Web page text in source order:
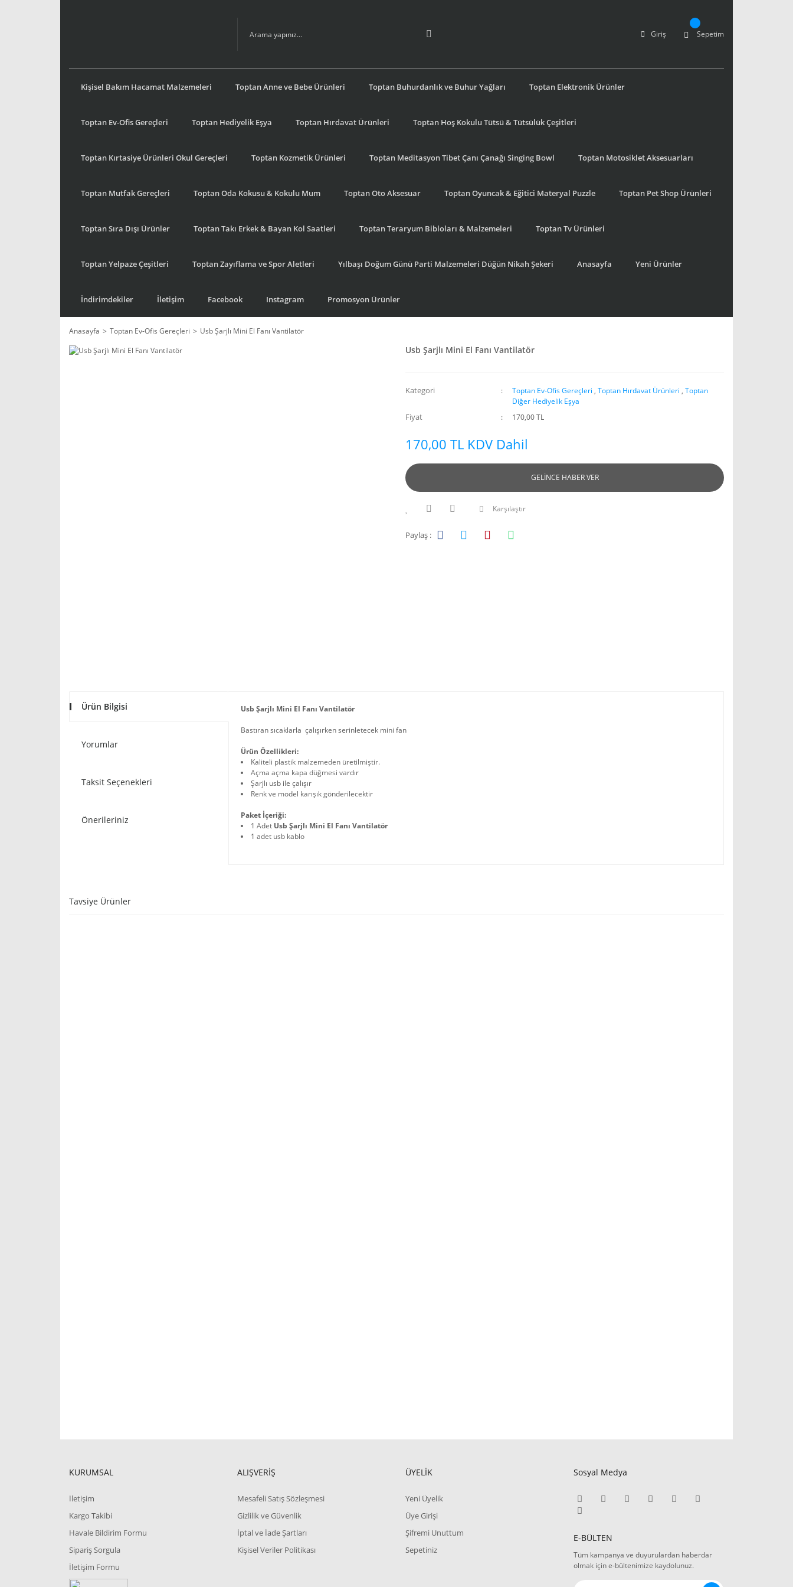
Giriş Sepetim
Kişisel Bakım Hacamat Malzemeleri Toptan Anne ve Bebe Ürünleri Toptan Buhurdanlık ve Buhur Yağları Toptan Elektronik Ürünler
Toptan Ev-Ofis Gereçleri Toptan Hediyelik Eşya Toptan Hırdavat Ürünleri Toptan Hoş Kokulu Tütsü & Tütsülük Çeşitleri
Toptan Kırtasiye Ürünleri Okul Gereçleri Toptan Kozmetik Ürünleri Toptan Meditasyon Tibet Çanı Çanağı Singing Bowl Toptan Motosiklet Aksesuarları
Toptan Mutfak Gereçleri Toptan Oda Kokusu & Kokulu Mum Toptan Oto Aksesuar Toptan Oyuncak & Eğitici Materyal Puzzle Toptan Pet Shop Ürünleri
Toptan Sıra Dışı Ürünler Toptan Takı Erkek & Bayan Kol Saatleri Toptan Teraryum Bibloları & Malzemeleri Toptan Tv Ürünleri
Toptan Yelpaze Çeşitleri Toptan Zayıflama ve Spor Aletleri Yılbaşı Doğum Günü Parti Malzemeleri Düğün Nikah Şekeri Anasayfa Yeni Ürünler
İndirimdekiler İletişim Facebook Instagram Promosyon Ürünler
Anasayfa Toptan Ev-Ofis Gereçleri Usb Şarjlı Mini El Fanı Vantilatör
Usb Şarjlı Mini El Fanı Vantilatör
Kategori Toptan Ev-Ofis Gereçleri , Toptan Hırdavat Ürünleri , Toptan
Diğer Hediyelik Eşya
Fiyat 170,00 TL
170,00 TL KDV Dahil
GELİNCE HABER VER
Karşılaştır
Paylaş :
Ürün Bilgisi
Yorumlar
Taksit Seçenekleri
Önerileriniz
Usb Şarjlı Mini El Fanı Vantilatör
Bastıran sıcaklarla çalışırken serinletecek mini fan
Ürün Özellikleri:
Kaliteli plastik malzemeden üretilmiştir.
Açma açma kapa düğmesi vardır
Şarjlı usb ile çalışır
Renk ve model karışık gönderilecektir
Paket İçeriği:
1 Adet Usb Şarjlı Mini El Fanı Vantilatör
1 adet usb kablo
Tavsiye Ürünler
KURUMSAL
İletişim
Kargo Takibi
Havale Bildirim Formu
Sipariş Sorgula
İletişim Formu
ALIŞVERİŞ
Mesafeli Satış Sözleşmesi
Gizlilik ve Güvenlik
İptal ve İade Şartları
Kişisel Veriler Politikası
ÜYELİK
Yeni Üyelik
Üye Girişi
Şifremi Unuttum
Sepetiniz
Sosyal Medya
E-BÜLTEN
Tüm kampanya ve duyurulardan haberdar
olmak için e-bültenimize kaydolunuz.